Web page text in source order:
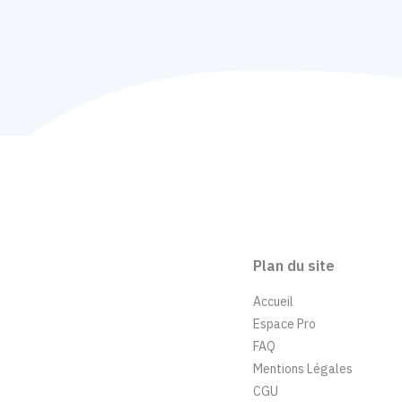
Plan du site
Accueil
Espace Pro
FAQ
Mentions Légales
CGU